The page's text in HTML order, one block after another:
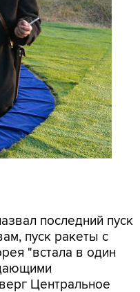
последний пуск
пуск ракеты с
"встала в один
Центральное